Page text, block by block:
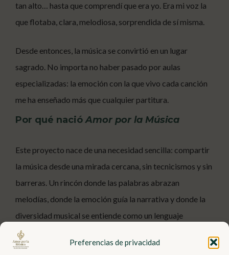
Preferencias de privacidad
tan alto… hasta que comprendí que era yo. Era mi voz la
que flotaba, clara, melodiosa, sorprendida de sí misma.
Desde entonces, la música se convirtió en un lugar
sagrado. No importa no haber pasado por aulas
especializadas: la emoción con la que vivo cada canción
me ha enseñado más que cualquier partitura.
Por qué nacióAmor por la Música
Este proyecto nace de una necesidad sencilla: compartir
la música desde una mirada cercana, sin tecnicismos y sin
barreras. Un rincón donde las palabras abrazan
melodías, donde la emoción guía la narrativa y donde la
diversidad musical se entiende como un lenguaje
universal.